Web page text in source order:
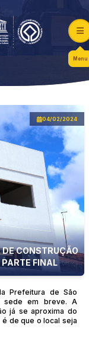
Menu
04/02/2024
CONSTRUÇÃO
FINAL
Prefeitura de São
sede em breve. A
já se aproxima do
de que o local seja